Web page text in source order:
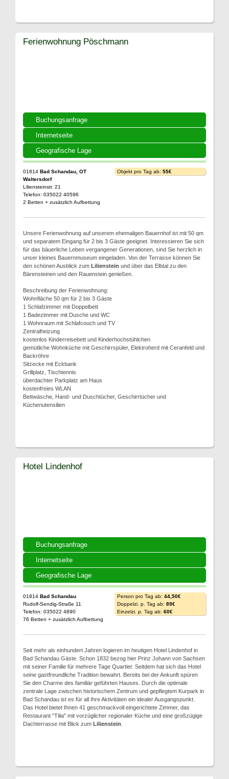
Buchungsanfrage
Internetseite
Geografische Lage
Ferienwohnung Pöschmann
01814 Bad Schandau, OT
Waltersdorf
Liliensteinstr. 21
Telefon: 035022 40596
2 Betten + zusätzlich Aufbettung
Objekt pro Tag ab: 55€
Unsere Ferienwohnung auf unserem ehemaligen Bauernhof ist mit 50 qm
und separatem Eingang für 2 bis 3 Gäste geeignet. Interessieren Sie sich
für das bäuerliche Leben vergangener Generationen, sind Sie herzlich in
unser kleines Bauernmuseum eingeladen. Von der Terrasse können Sie
den schönen Ausblick zum Lilienstein und über das Elbtal zu den
Bärensteinen und den Rauenstein genießen.
Beschreibung der Ferienwohnung:
Wohnfläche 50 qm für 2 bis 3 Gäste
1 Schlafzimmer mit Doppelbett
1 Badezimmer mit Dusche und WC
1 Wohnraum mit Schlafcouch und TV
Zentralheizung
kostenlos Kinderreisebett und Kinderhochstühlchen
gemütliche Wohnküche mit Geschirrspüler, Elektroherd mit Ceranfeld und
Backröhre
Sitzecke mit Eckbank
Grillplatz, Tischtennis
überdachter Parkplatz am Haus
kostenfreies WLAN
Bettwäsche, Hand- und Duschtücher, Geschirrtücher und
Küchenutensilien
Buchungsanfrage
Internetseite
Geografische Lage
Hotel Lindenhof
01814 Bad Schandau
Rudolf-Sendig-Straße 11
Telefon: 035022 4890
76 Betten + zusätzlich Aufbettung
Person pro Tag ab: 44,50€
Doppelzi. p. Tag ab: 89€
Einzelzi. p. Tag ab: 60€
Seit mehr als einhundert Jahren logieren im heutigen Hotel Lindenhof in
Bad Schandau Gäste. Schon 1832 bezog hier Prinz Johann von Sachsen
mit seiner Familie für mehrere Tage Quartier. Seitdem hat sich das Hotel
seine gastfreundliche Tradition bewahrt. Bereits bei der Ankunft spüren
Sie den Charme des familiär geführten Hauses. Durch die optimale
zentrale Lage zwischen historischem Zentrum und gepflegtem Kurpark in
Bad Schandau ist es für all Ihre Aktivitäten ein idealer Ausgangspunkt.
Das Hotel bietet Ihnen 41 geschmackvoll eingerichtete Zimmer, das
Restaurant "Tilia" mit vorzüglicher regionaler Küche und eine großzügige
Dachterrasse mit Blick zum Lilienstein